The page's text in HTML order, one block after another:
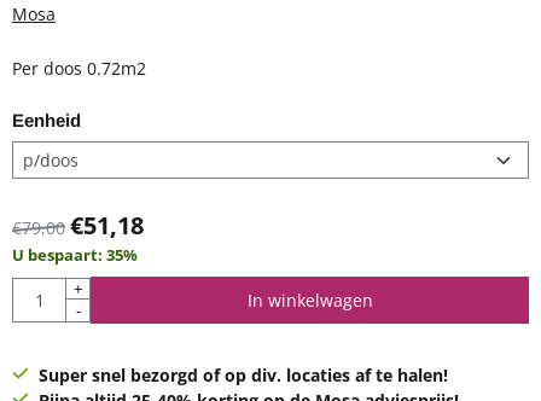
Mosa
Per doos 0.72m2
Eenheid
€79,00 €51,18
U bespaart: 35%
+
-
In winkelwagen
Super snel bezorgd of op div. locaties af te halen!